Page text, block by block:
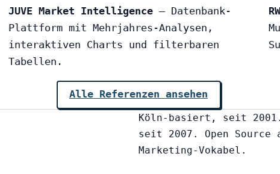
JUVE Market Intelligence — Datenbank-
Plattform mit Mehrjahres-Analysen,
interaktiven Charts und filterbaren
Tabellen.
Alle Referenzen ansehen
Köln-basiert, seit
seit 2007. Open
Marketing-Vokabel.